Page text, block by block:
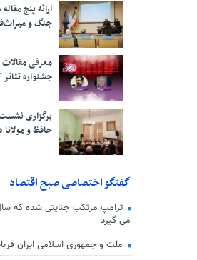
ارائه پنج
جنگ و
معرفی
جشنواره
برگزاری
حافظ و
گفتگو اختصاصی صبح اقتصاد
ترامپ مرتکب جنایتی شده که سال
می گیرد
ملت و جمهوری اسلامی ایران